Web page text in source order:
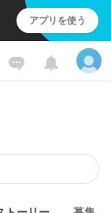
アプリを使う